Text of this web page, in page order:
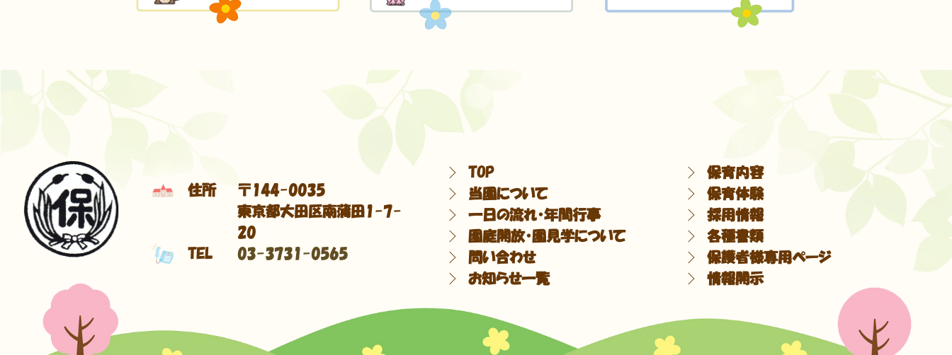
住所
〒144-0035
東京都大田区南蒲田1-7-
20
TEL
03-3731-0565
TOP
保育内容
当園について
保育体験
一日の流れ・年間行事
採用情報
園庭開放・園見学について
各種書類
問い合わせ
保護者様専用ページ
お知らせ一覧
情報開示